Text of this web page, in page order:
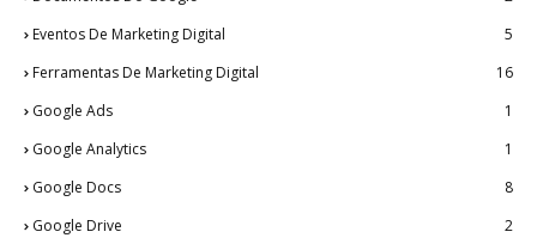
Eventos De Marketing Digital
5
Ferramentas De Marketing Digital
16
Google Ads
1
Google Analytics
1
Google Docs
8
Google Drive
2